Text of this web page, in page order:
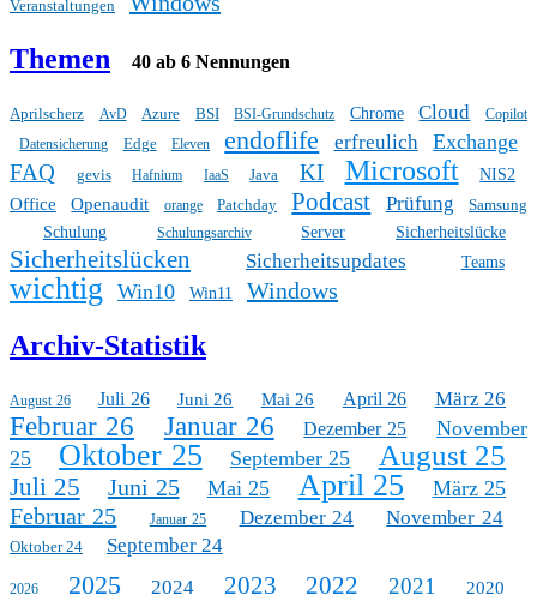
Veranstaltungen
Themen 40 ab 6 Nennungen
Aprilscherz AvD Azure BSI BSI-Grundschutz Chrome Cloud
Copilot
Datensicherung
Edge Eleven endoflife erfreulich Exchange
FAQ gevis Hafnium IaaS Java KI Microsoft NIS2
Office Openaudit orange Patchday Podcast Prüfung
Samsung
Schulung
Schulungsarchiv Server Sicherheitslücke
Sicherheitslücken Sicherheitsupdates Teams
wichtig Win10 Win11 Windows
Archiv-Statistik
August 26 Juli 26 Juni 26 Mai 26 April 26 März 26
Februar 26 Januar 26 Dezember 25
November
25
Oktober 25 September 25 August 25
Juli 25 Juni 25 Mai 25 April 25 März 25
Februar 25 Januar 25 Dezember 24 November 24
Oktober 24 September 24
2026 2025 2024 2023 2022 2021 2020